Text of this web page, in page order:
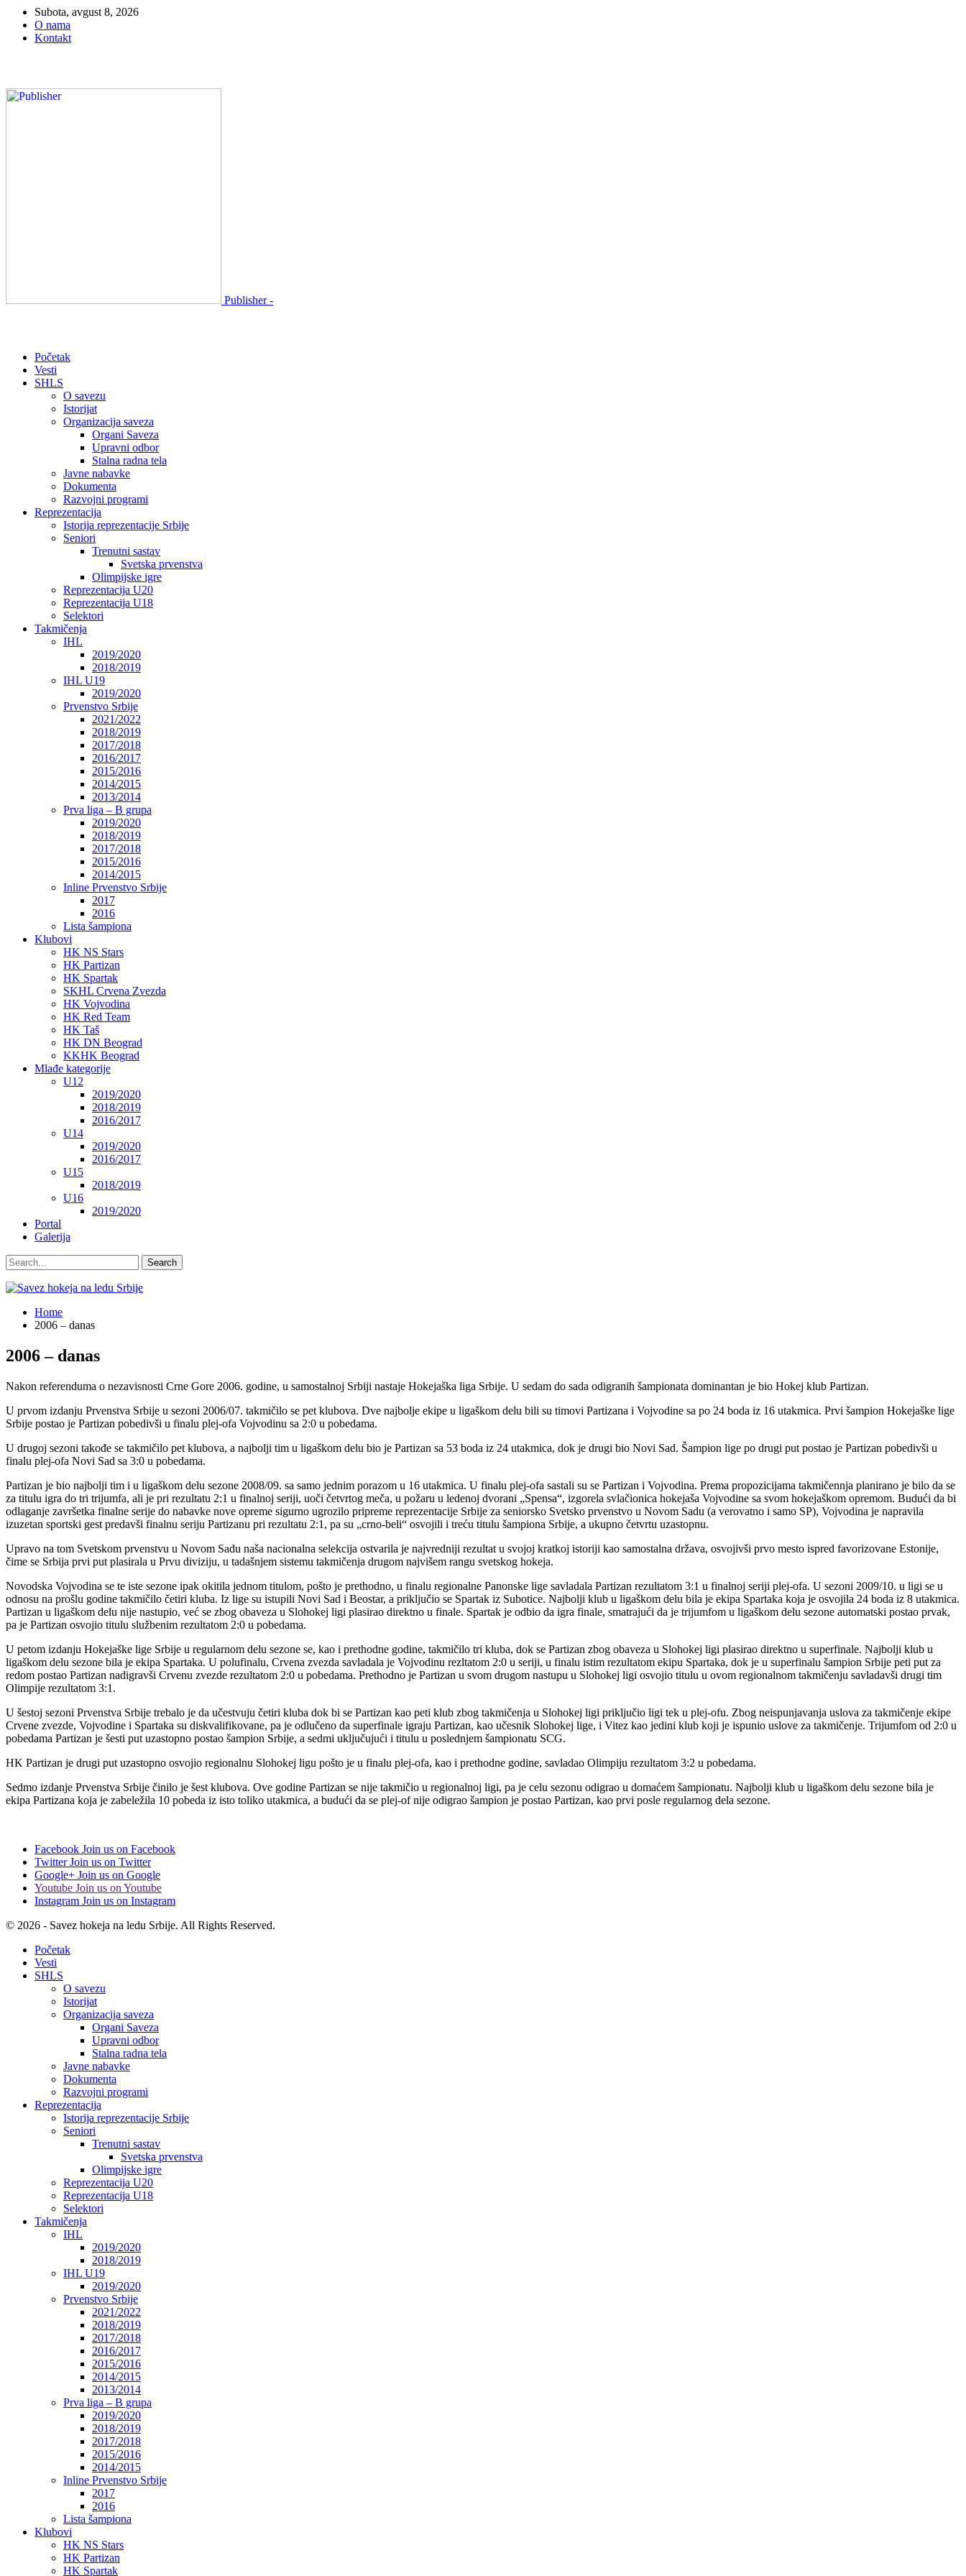
Subota, avgust 8, 2026
O nama
Kontakt
Publisher -
Početak
Vesti
SHLS
O savezu
Istorijat
Organizacija saveza
Organi Saveza
Upravni odbor
Stalna radna tela
Javne nabavke
Dokumenta
Razvojni programi
Reprezentacija
Istorija reprezentacije Srbije
Seniori
Trenutni sastav
Svetska prvenstva
Olimpijske igre
Reprezentacija U20
Reprezentacija U18
Selektori
Takmičenja
IHL
2019/2020
2018/2019
IHL U19
2019/2020
Prvenstvo Srbije
2021/2022
2018/2019
2017/2018
2016/2017
2015/2016
2014/2015
2013/2014
Prva liga – B grupa
2019/2020
2018/2019
2017/2018
2015/2016
2014/2015
Inline Prvenstvo Srbije
2017
2016
Lista šampiona
Klubovi
HK NS Stars
HK Partizan
HK Spartak
SKHL Crvena Zvezda
HK Vojvodina
HK Red Team
HK Taš
HK DN Beograd
KKHK Beograd
Mlađe kategorije
U12
2019/2020
2018/2019
2016/2017
U14
2019/2020
2016/2017
U15
2018/2019
U16
2019/2020
Portal
Galerija
Home
2006 – danas
2006 – danas
Nakon referenduma o nezavisnosti Crne Gore 2006. godine, u samostalnoj Srbiji nastaje Hokejaška liga Srbije. U sedam do sada odigranih šampionata dominantan je bio Hokej klub Partizan.
U prvom izdanju Prvenstva Srbije u sezoni 2006/07. takmičilo se pet klubova. Dve najbolje ekipe u ligaškom delu bili su timovi Partizana i Vojvodine sa po 24 boda iz 16 utakmica. Prvi šampion Hokejaške lige
Srbije postao je Partizan pobedivši u finalu plej-ofa Vojvodinu sa 2:0 u pobedama.
U drugoj sezoni takođe se takmičilo pet klubova, a najbolji tim u ligaškom delu bio je Partizan sa 53 boda iz 24 utakmica, dok je drugi bio Novi Sad. Šampion lige po drugi put postao je Partizan pobedivši u
finalu plej-ofa Novi Sad sa 3:0 u pobedama.
Partizan je bio najbolji tim i u ligaškom delu sezone 2008/09. sa samo jednim porazom u 16 utakmica. U finalu plej-ofa sastali su se Partizan i Vojvodina. Prema propozicijama takmičennja planirano je bilo da se
za titulu igra do tri trijumfa, ali je pri rezultatu 2:1 u finalnoj seriji, uoči četvrtog meča, u požaru u ledenoj dvorani „Spensa“, izgorela svlačionica hokejaša Vojvodine sa svom hokejaškom opremom. Budući da bi
odlaganje završetka finalne serije do nabavke nove opreme sigurno ugrozilo pripreme reprezentacije Srbije za seniorsko Svetsko prvenstvo u Novom Sadu (a verovatno i samo SP), Vojvodina je napravila
izuzetan sportski gest predavši finalnu seriju Partizanu pri rezultatu 2:1, pa su „crno-beli“ osvojili i treću titulu šampiona Srbije, a ukupno četvrtu uzastopnu.
Upravo na tom Svetskom prvenstvu u Novom Sadu naša nacionalna selekcija ostvarila je najvredniji rezultat u svojoj kratkoj istoriji kao samostalna država, osvojivši prvo mesto ispred favorizovane Estonije,
čime se Srbija prvi put plasirala u Prvu diviziju, u tadašnjem sistemu takmičenja drugom najvišem rangu svetskog hokeja.
Novodska Vojvodina se te iste sezone ipak okitila jednom titulom, pošto je prethodno, u finalu regionalne Panonske lige savladala Partizan rezultatom 3:1 u finalnoj seriji plej-ofa. U sezoni 2009/10. u ligi se u
odnosu na prošlu godine takmičilo četiri kluba. Iz lige su istupili Novi Sad i Beostar, a priključio se Spartak iz Subotice. Najbolji klub u ligaškom delu bila je ekipa Spartaka koja je osvojila 24 boda iz 8 utakmica.
Partizan u ligaškom delu nije nastupio, već se zbog obaveza u Slohokej ligi plasirao direktno u finale. Spartak je odbio da igra finale, smatrajući da je trijumfom u ligaškom delu sezone automatski postao prvak,
pa je Partizan osvojio titulu službenim rezultatom 2:0 u pobedama.
U petom izdanju Hokejaške lige Srbije u regularnom delu sezone se, kao i prethodne godine, takmičilo tri kluba, dok se Partizan zbog obaveza u Slohokej ligi plasirao direktno u superfinale. Najbolji klub u
ligaškom delu sezone bila je ekipa Spartaka. U polufinalu, Crvena zvezda savladala je Vojvodinu rezltatom 2:0 u seriji, u finalu istim rezultatom ekipu Spartaka, dok je u superfinalu šampion Srbije peti put za
redom postao Partizan nadigravši Crvenu zvezde rezultatom 2:0 u pobedama. Prethodno je Partizan u svom drugom nastupu u Slohokej ligi osvojio titulu u ovom regionalnom takmičenju savladavši drugi tim
Olimpije rezultatom 3:1.
U šestoj sezoni Prvenstva Srbije trebalo je da učestvuju četiri kluba dok bi se Partizan kao peti klub zbog takmičenja u Slohokej ligi priključio ligi tek u plej-ofu. Zbog neispunjavanja uslova za takmičenje ekipe
Crvene zvezde, Vojvodine i Spartaka su diskvalifikovane, pa je odlučeno da superfinale igraju Partizan, kao učesnik Slohokej lige, i Vitez kao jedini klub koji je ispunio uslove za takmičenje. Trijumfom od 2:0 u
pobedama Partizan je šesti put uzastopno postao šampion Srbije, a sedmi uključujući i titulu u poslednjem šampionatu SCG.
HK Partizan je drugi put uzastopno osvojio regionalnu Slohokej ligu pošto je u finalu plej-ofa, kao i prethodne godine, savladao Olimpiju rezultatom 3:2 u pobedama.
Sedmo izdanje Prvenstva Srbije činilo je šest klubova. Ove godine Partizan se nije takmičio u regionalnoj ligi, pa je celu sezonu odigrao u domaćem šampionatu. Najbolji klub u ligaškom delu sezone bila je
ekipa Partizana koja je zabeležila 10 pobeda iz isto toliko utakmica, a budući da se plej-of nije odigrao šampion je postao Partizan, kao prvi posle regularnog dela sezone.
Facebook Join us on Facebook
Twitter Join us on Twitter
Google+ Join us on Google
Youtube Join us on Youtube
Instagram Join us on Instagram
© 2026 - Savez hokeja na ledu Srbije. All Rights Reserved.
Početak
Vesti
SHLS
O savezu
Istorijat
Organizacija saveza
Organi Saveza
Upravni odbor
Stalna radna tela
Javne nabavke
Dokumenta
Razvojni programi
Reprezentacija
Istorija reprezentacije Srbije
Seniori
Trenutni sastav
Svetska prvenstva
Olimpijske igre
Reprezentacija U20
Reprezentacija U18
Selektori
Takmičenja
IHL
2019/2020
2018/2019
IHL U19
2019/2020
Prvenstvo Srbije
2021/2022
2018/2019
2017/2018
2016/2017
2015/2016
2014/2015
2013/2014
Prva liga – B grupa
2019/2020
2018/2019
2017/2018
2015/2016
2014/2015
Inline Prvenstvo Srbije
2017
2016
Lista šampiona
Klubovi
HK NS Stars
HK Partizan
HK Spartak